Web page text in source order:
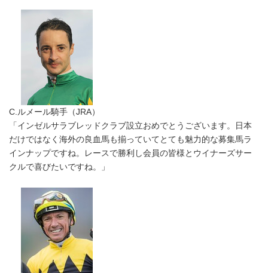
C.ルメール騎手（JRA）
「インゼルサラブレッドクラブ設立おめでとうございます。日本
だけではなく海外の良血馬も揃っていてとても魅力的な募集馬ラ
インナップですね。レースで勝利し会員の皆様とウイナーズサー
クルで喜びたいですね。」